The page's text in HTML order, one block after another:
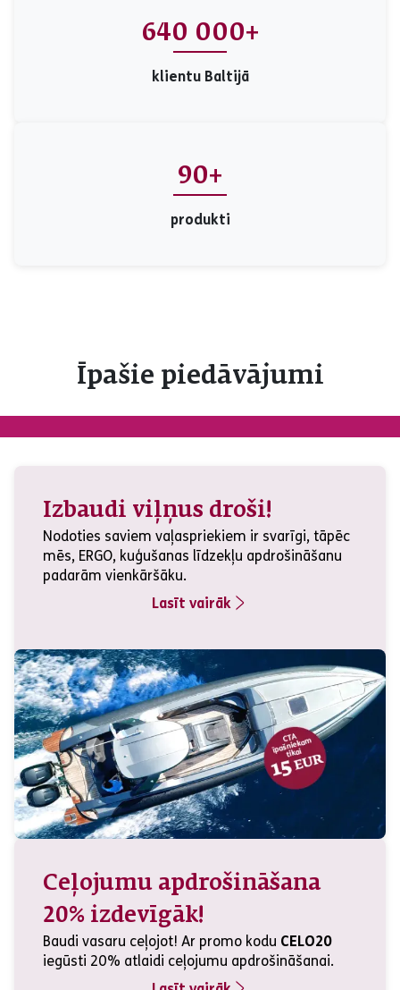
640 000+
klientu Baltijā
90+
produkti
Īpašie piedāvājumi
Izbaudi viļņus droši!
Nodoties saviem vaļaspriekiem ir svarīgi, tāpēc
mēs, ERGO, kuģušanas līdzekļu apdrošināšanu
padarām vienkāršāku.
Lasīt vairāk
Ceļojumu apdrošināšana
20% izdevīgāk!
Baudi vasaru ceļojot! Ar promo kodu CELO20
iegūsti 20% atlaidi ceļojumu apdrošināšanai.